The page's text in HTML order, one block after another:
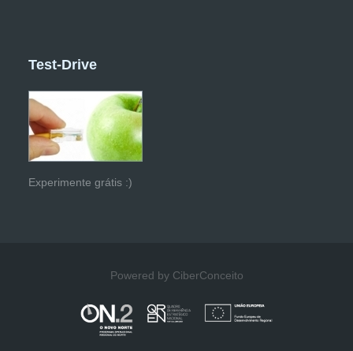
Test-Drive
Experimente grátis :)
Powered by CiberConceito